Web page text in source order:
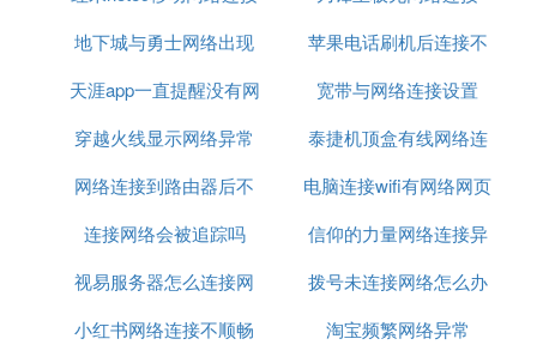
信号源切换至AV模式。
2、开机
机顶盒连接茄滑拿电源后，前指示灯亮起，自动开
3、连接网络
机顶盒支持有线和无线WIFI网络接。有线接入：通过
络设置中，选择可用的WIFI热点进行连接。
4、使用以太网络
首先需要确认网线连接正常。根据家庭网络设备（路
由器）的设置选择合适您的网络连接：若为动态分配
不上
地下城与勇士网络出现
异常09
苹果电话刷机后连接不
上网络
天涯app一直提醒没有网
络连接
宽带与网络连接设置
穿越火线显示网络异常
安全
泰捷机顶盒有线网络连
接这样设置
网络连接到路由器后不
能上网
电脑连接wifi有网络网页
打不开
连接网络会被追踪吗
信仰的力量网络连接异
常
视易服务器怎么连接网
络
拨号未连接网络怎么办
小红书网络连接不顺畅
淘宝频繁网络异常